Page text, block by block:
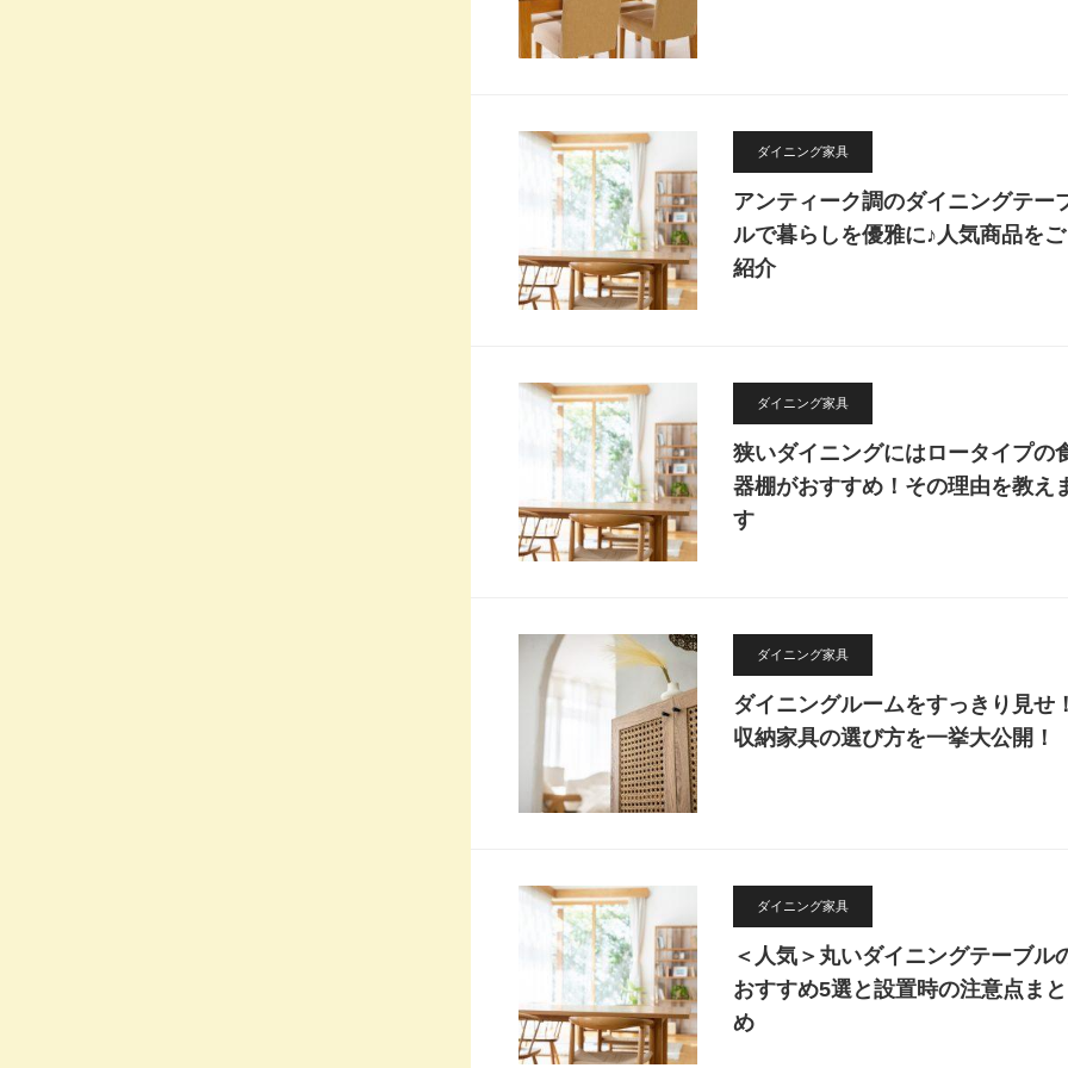
ダイニング家具
アンティーク調のダイニングテー
ルで暮らしを優雅に♪人気商品をご
紹介
ダイニング家具
狭いダイニングにはロータイプの
器棚がおすすめ！その理由を教え
す
ダイニング家具
ダイニングルームをすっきり見せ
収納家具の選び方を一挙大公開！
ダイニング家具
＜人気＞丸いダイニングテーブル
おすすめ5選と設置時の注意点まと
め